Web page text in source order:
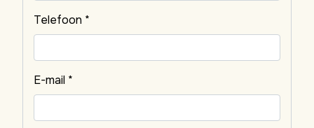
Telefoon *
E-mail *